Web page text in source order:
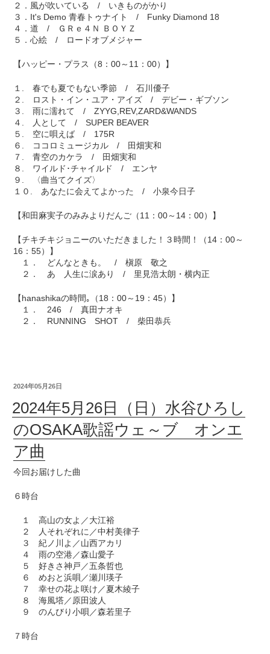
２．風が吹いている / いきものがかり
３．It's Demo 青春トゥナイト / Funky Diamond 18
４．道 / ＧＲｅ４Ｎ ＢＯＹＺ
５．心絵 / ロードオブメジャー
【ハッピー・プラス（8：00～11：00）】
１. 春でも夏でもない季節 / 石川優子
２. ロスト・イン・ユア・アイズ / デビー・ギブソン
３. 雨に濡れて / ZYYG,REV,ZARD&WANDS
４. 人として / SUPER BEAVER
５. 空に唄えば / 175R
６. ココロミュージカル / 田畑実和
７. 青空のカケラ / 田畑実和
８. ワイルド･チャイルド / エンヤ
９. 〈曲当てクイズ〉
１０. あなたに会えてよかった / 小泉今日子
【和田麻実子のみみよりだんご（11：00～14：00）】
【チキチキジョニーのいただきました！３時間！（14：00～
16：55）】
１． どんなときも。 / 槇原 敬之
２． あゝ人生に涙あり / 里見浩太朗・横内正
【hanashikaの時間｡（18：00～19：45）】
１． 246 / 真田ナオキ
２． RUNNING SHOT / 柴田恭兵
2024年05月26日
2024年5月26日（日）水谷ひろし
のOSAKA歌謡ウェ～ブ オンエ
ア曲
今回お届けした曲
６時台
１ 高山の女よ／大江裕
２ 人それぞれに／中村美律子
３ 紀ノ川よ／山西アカリ
４ 雨の空港／森山愛子
５ 好きさ神戸／五条哲也
６ めおと浜唄／瀬川瑛子
７ 幸せの花よ咲け／夏木綾子
８ 海風塔／原田波人
９ のんびり小唄／森若里子
７時台